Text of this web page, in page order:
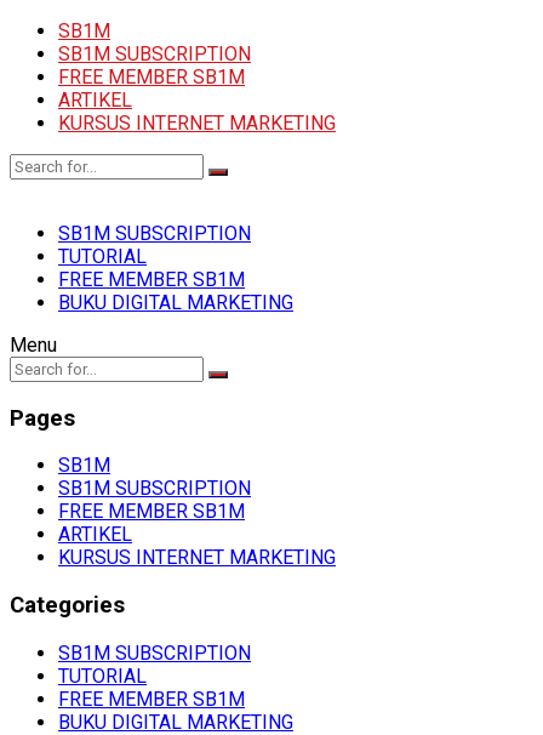
SB1M
SB1M SUBSCRIPTION
FREE MEMBER SB1M
ARTIKEL
KURSUS INTERNET MARKETING
SB1M SUBSCRIPTION
TUTORIAL
FREE MEMBER SB1M
BUKU DIGITAL MARKETING
Menu
Pages
SB1M
SB1M SUBSCRIPTION
FREE MEMBER SB1M
ARTIKEL
KURSUS INTERNET MARKETING
Categories
SB1M SUBSCRIPTION
TUTORIAL
FREE MEMBER SB1M
BUKU DIGITAL MARKETING